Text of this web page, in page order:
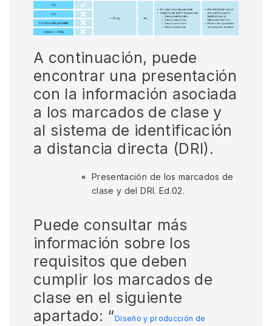
A continuación, puede
encontrar una presentación
con la información asociada
a los marcados de clase y
al sistema de identificación
a distancia directa (DRI).
Presentación de los marcados de
clase y del DRI. Ed.02.
Puede consultar más
información sobre los
requisitos que deben
cumplir los marcados de
clase en el siguiente
apartado: “Diseño y producción de